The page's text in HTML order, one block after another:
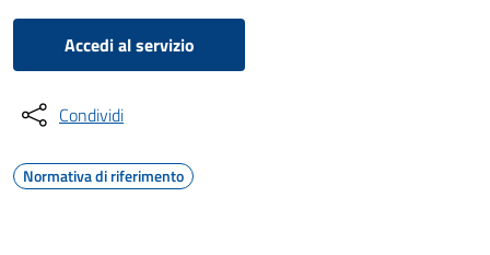
Accedi al servizio
Condividi
Normativa di riferimento